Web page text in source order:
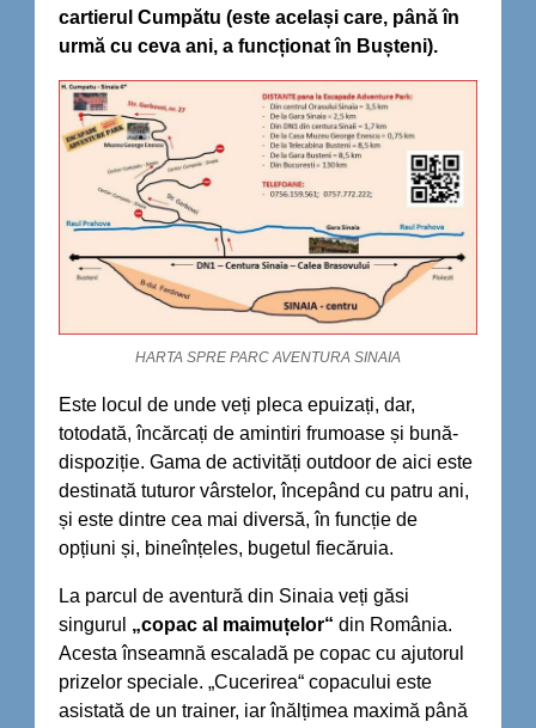
cartierul Cumpătu (este același care, până în
urmă cu ceva ani, a funcționat în Bușteni).
HARTA SPRE PARC AVENTURA SINAIA
Este locul de unde veți pleca epuizați, dar,
totodată, încărcați de amintiri frumoase și bună-
dispoziție. Gama de activități outdoor de aici este
destinată tuturor vârstelor, începând cu patru ani,
și este dintre cea mai diversă, în funcție de
opțiuni și, bineînțeles, bugetul fiecăruia.
La parcul de aventură din Sinaia veți găsi
singurul „copac al maimuțelor“ din România.
Acesta înseamnă escaladă pe copac cu ajutorul
prizelor speciale. „Cucerirea“ copacului este
asistată de un trainer, iar înălțimea maximă până